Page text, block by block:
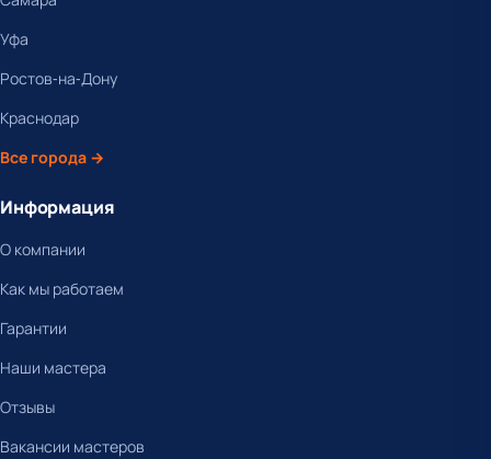
Уфа
Ростов-на-Дону
Краснодар
Все города →
Информация
О компании
Как мы работаем
Гарантии
Наши мастера
Отзывы
Вакансии мастеров